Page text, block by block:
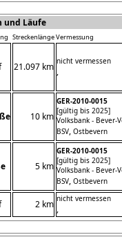
und Läufe
StreckenlängeVermessung
21.097 km nicht vermessen
,
10 km
GER-2010-0015
[gültig bis 2025]
Volksbank - Bever-
BSV, Ostbevern
5 km
GER-2010-0015
[gültig bis 2025]
Volksbank - Bever-
BSV, Ostbevern
2 km nicht vermessen
,